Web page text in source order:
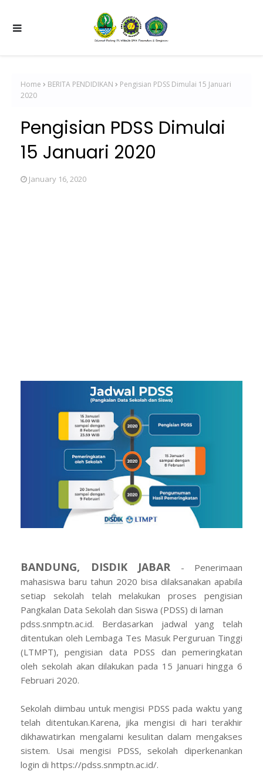
Home BERITA PENDIDIKAN
Pengisian PDSS Dimulai 15 Januari
2020
Pengisian PDSS Dimulai
15 Januari 2020
January 16, 2020
BANDUNG, DISDIK JABAR - Penerimaan
mahasiswa baru tahun 2020 bisa dilaksanakan apabila
setiap sekolah telah melakukan proses pengisian
Pangkalan Data Sekolah dan Siswa (PDSS) di laman
pdss.snmptn.ac.id. Berdasarkan jadwal yang telah
ditentukan oleh Lembaga Tes Masuk Perguruan Tinggi
(LTMPT), pengisian data PDSS dan pemeringkatan
oleh sekolah akan dilakukan pada 15 Januari hingga 6
Februari 2020.
Sekolah diimbau untuk mengisi PDSS pada waktu yang
telah ditentukan.Karena, jika mengisi di hari terakhir
dikhawatirkan mengalami kesulitan dalam mengakses
sistem. Usai mengisi PDSS, sekolah diperkenankan
login di https://pdss.snmptn.ac.id/.